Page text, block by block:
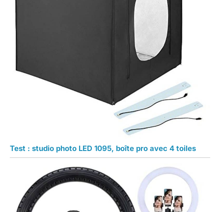
Test : studio photo LED 1095, boîte pro avec 4 toiles